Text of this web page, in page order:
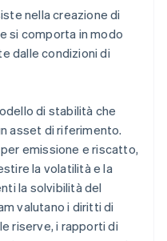
nella creazione di
si comporta in modo
dalle condizioni di
di stabilità che
asset di riferimento.
emissione e riscatto,
la volatilità e la
la solvibilità del
valutano i diritti di
riserve, i rapporti di